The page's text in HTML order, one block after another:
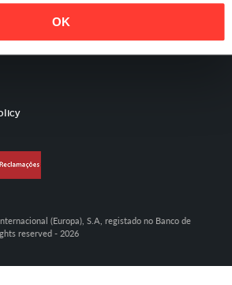
OK
(Europa), S.A, registado no Banco de
reserved - 2026